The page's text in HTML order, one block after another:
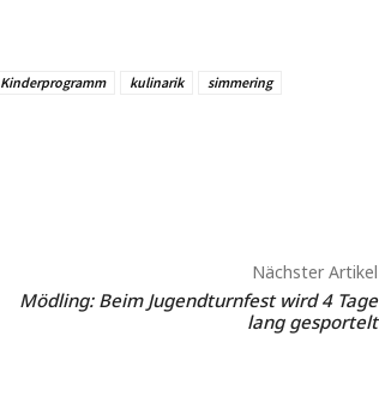
Kinderprogramm kulinarik
simmering
Nächster Artikel
Mödling: Beim Jugendturnfest wird 4 Tage
lang gesportelt